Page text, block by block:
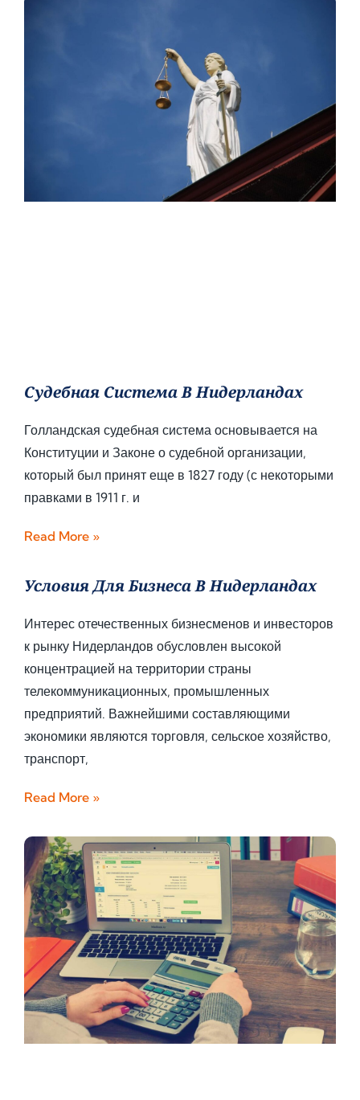
Судебная Система В Нидерландах
Голландская судебная система основывается на
Конституции и Законе о судебной организации,
который был принят еще в 1827 году (с некоторыми
правками в 1911 г. и
Read More »
Условия Для Бизнеса В Нидерландах
Интерес отечественных бизнесменов и инвесторов
к рынку Нидерландов обусловлен высокой
концентрацией на территории страны
телекоммуникационных, промышленных
предприятий. Важнейшими составляющими
экономики являются торговля, сельское хозяйство,
транспорт,
Read More »